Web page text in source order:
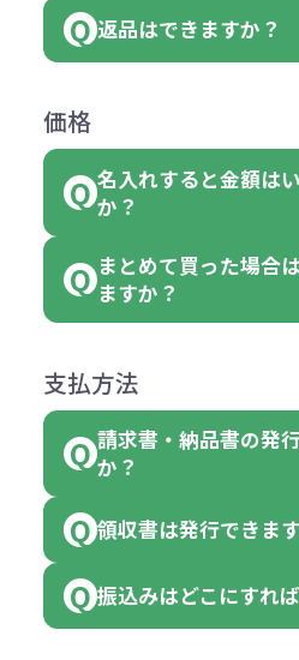
は、100個以上で
可能です。
但し、ロゴなど
費用）
ては色指定が出来
れ等分で100個ず
（割り切れない場
色指定できる商品
品詳細の購入の
になっております。
す。
い。
例えば…
クエアトート」を
クエアトート」は
色を指定出来るの
個、ブルーを90個
【色指定の仕方】
お客様都合でのキ
がございます。
ご注文の際は、
返品はできますか？
めご了承ください
ただし下記の場合
●初期不良または
障）の場合
合
●名入れ、オリジ
っていた場合
または返金にて対
ます。
その際不良品に
価格
名入れすると金額は
か？
名入れありの場
は下記の通りです
計算例：
＜1色印刷の場合
（提供価格（商品
（印刷代））×枚
（提供価格（商品
まとめて買った場合
ますか？
商品によりますが
ていただきます。
見積もりサポート
支払方法
請求書・納品書の発
か？
会員様はマイペー
ダウンロードが可
詳しくはこちら
領収書は発行できま
会員様はマイペー
振込みはどこにすれ